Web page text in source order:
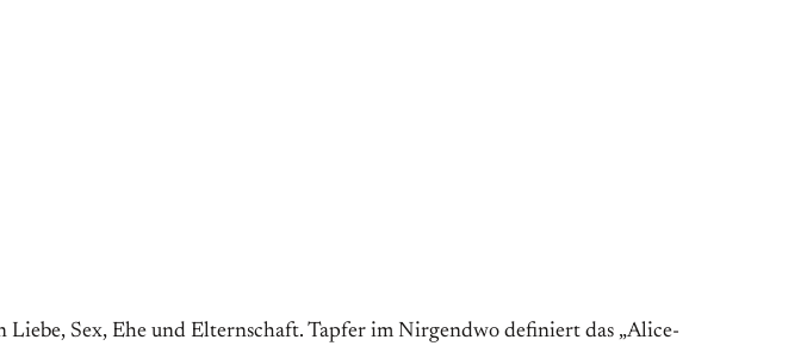
Sex, Ehe und Elternschaft. Tapfer im Nirgendwo definiert das „Alice-